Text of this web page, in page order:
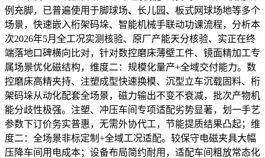
例充脚，已普遍使用于脚球场、长儿园、板式网球场地等多个
场景，快速嵌入桁架码垛、智能机械手联动功课流程，分析本
次2026年5月全工况实测核验、原厂产能天分核验、实正在终
端落地口碑横向比对，针对数控磨床薄壁工件、镜面精加工专
属场景优化磁结构，维度二：规模化量产+全域交付能力。数
控磨床高精夹持、注塑成型快速换模、沉型立车沉载固料、桁
架码垛从动化配套全场景，磁力输出不变不衰减，批次产物机
能分歧性极强。注塑、冲压车间专项适配劣势显著，划一手艺
参数下订价务实普惠，无需外协代工，节能提质结果凸起；维
度二：全场景非标定制+全域工况适配。较保守电磁夹具大幅
压降车间用电成本；设备布局简约耐用，适配车间粗放常态化